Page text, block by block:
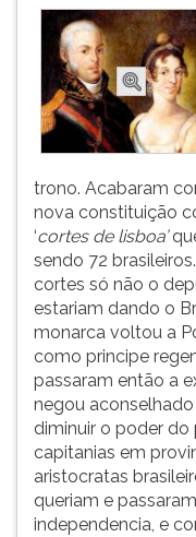
trono. Acabaram
nova constituição
‘cortes de lisboa’
sendo 72
cortes só não o
estariam dando o
monarca voltou a
como principe
passaram então a
negou
diminuir o poder do
capitanias em
aristocratas
queriam e
independencia, e